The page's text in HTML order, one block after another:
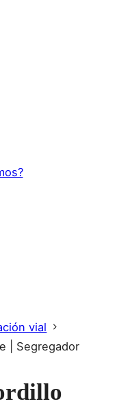
vial
| Segregador